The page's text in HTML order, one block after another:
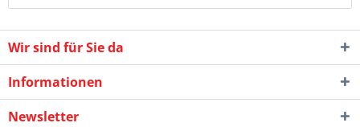
Wir sind für Sie da
Informationen
Newsletter